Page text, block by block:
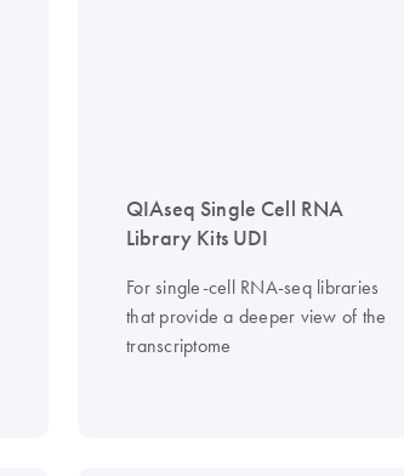
QIAseq Single Cell RNA
Library Kits UDI
For single-cell RNA-seq libraries
that provide a deeper view of the
transcriptome